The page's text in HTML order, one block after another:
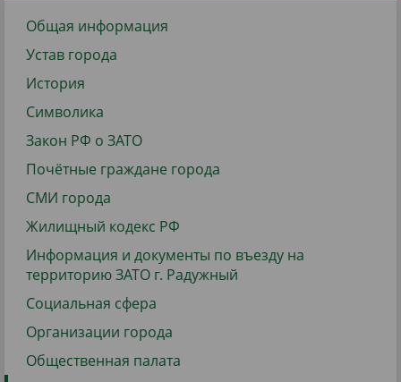
Общая информация
Устав города
История
Символика
Закон РФ о ЗАТО
Почётные граждане города
СМИ города
Жилищный кодекс РФ
Информация и документы по въезду на
территорию ЗАТО г. Радужный
Социальная сфера
Организации города
Общественная палата